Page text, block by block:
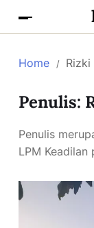
Home
Penulis:
Penulis
LPM Keadilan